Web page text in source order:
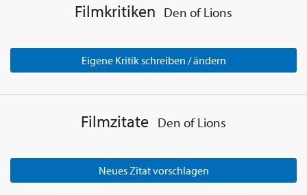
Filmkritiken Den of Lions
Eigene Kritik schreiben / ändern
Filmzitate Den of Lions
Neues Zitat vorschlagen